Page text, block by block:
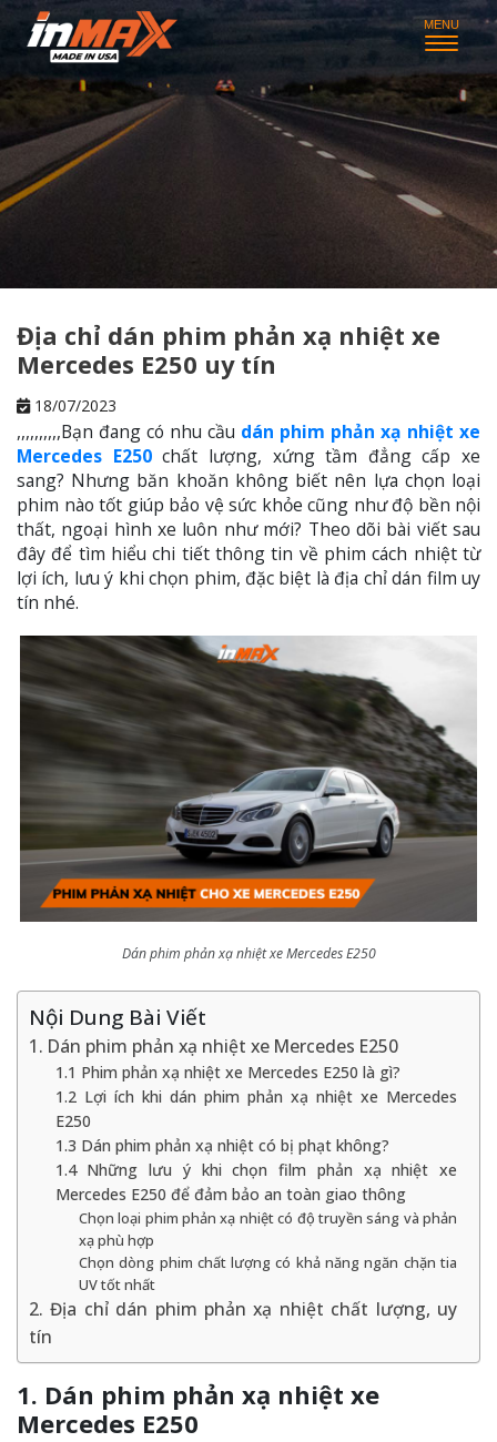
Địa chỉ dán phim phản xạ nhiệt xe
Mercedes E250 uy tín
18/07/2023
,,,,,,,,,,Bạn đang có nhu cầu dán phim phản xạ nhiệt xe
Mercedes E250chất lượng, xứng tầm đẳng cấp xe
sang? Nhưng băn khoăn không biết nên lựa chọn loại
phim nào tốt giúp bảo vệ sức khỏe cũng như độ bền nội
thất, ngoại hình xe luôn như mới? Theo dõi bài viết sau
đây để tìm hiểu chi tiết thông tin về phim cách nhiệt từ
lợi ích, lưu ý khi chọn phim, đặc biệt là địa chỉ dán film uy
tín nhé.
Dán phim phản xạ nhiệt xe Mercedes E250
Nội Dung Bài Viết
1. Dán phim phản xạ nhiệt xe Mercedes E250
1.1 Phim phản xạ nhiệt xe Mercedes E250 là gì?
1.2 Lợi ích khi dán phim phản xạ nhiệt xe Mercedes
E250
1.3 Dán phim phản xạ nhiệt có bị phạt không?
1.4 Những lưu ý khi chọn film phản xạ nhiệt xe
Mercedes E250 để đảm bảo an toàn giao thông
Chọn loại phim phản xạ nhiệt có độ truyền sáng và phản
xạ phù hợp
Chọn dòng phim chất lượng có khả năng ngăn chặn tia
UV tốt nhất
2. Địa chỉ dán phim phản xạ nhiệt chất lượng, uy
tín
1. Dán phim phản xạ nhiệt xe
Mercedes E250